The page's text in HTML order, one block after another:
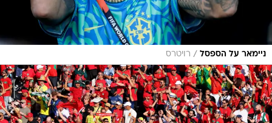
ניימאר על הספסל / רויטרס